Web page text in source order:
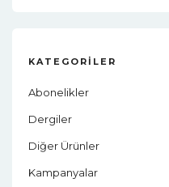
KATEGORILER
Abonelikler
Dergiler
Diğer Ürünler
Kampanyalar